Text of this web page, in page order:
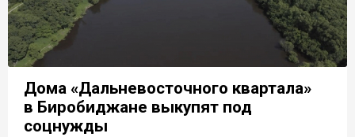
Дома «Дальневосточного квартала»
в Биробиджане выкупят под
соцнужды